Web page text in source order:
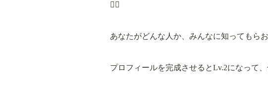
🧙‍♀️
あなたがどんな人か、みんなに知ってもらお
プロフィールを完成させるとLv.2になって